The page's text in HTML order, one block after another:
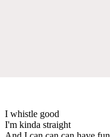
I whistle good
I'm kinda straight